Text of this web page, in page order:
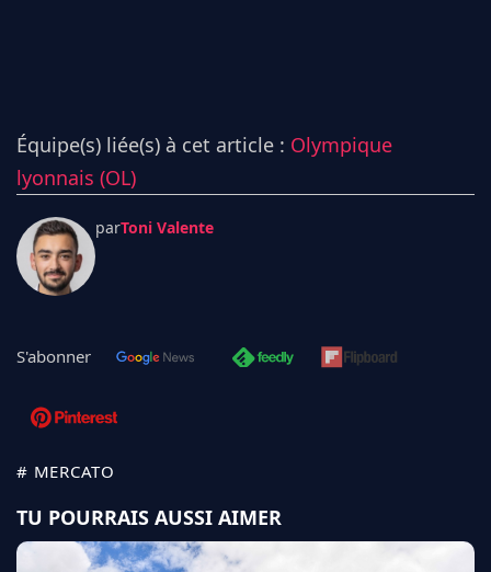
Équipe(s) liée(s) à cet article : Olympique
lyonnais (OL)
parToni Valente
S'abonner
# MERCATO
TU POURRAIS AUSSI AIMER